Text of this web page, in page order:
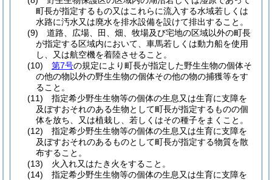
町長が指定するもの又はこれらに流入する水域若しくは
水路に汚水又は廃水を排水設備を設けて排出すること。
(9)
道路、広場、田、畑、牧場及び宅地の区域以外の町長
が指定する区域内において、車馬若しくは動力船を使用
し、又は航空機を着陸させること。
(10)
第7号の規定により町長が指定した野生生物の個体そ
の他の物以外の野生生物の個体その他の物の捕獲等をす
ること。
(11)
指定希少野生生物等の個体の生息又は生育に支障を
及ぼすおそれのある生物として町長が指定するものの個
体を放ち、又は植栽し、若しくはその種子をまくこと。
(12)
指定希少野生生物等の個体の生息又は生育に支障を
及ぼすおそれのあるものとして町長が指定する物質を散
布すること。
(13)
火入れ又はたき火をすること。
(14)
指定希少野生生物等の個体の生息又は生育に支障を